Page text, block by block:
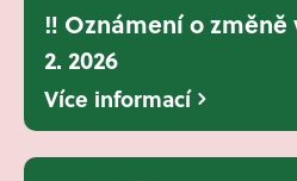
‼️ Oznámení o změně
2. 2026
Více informací